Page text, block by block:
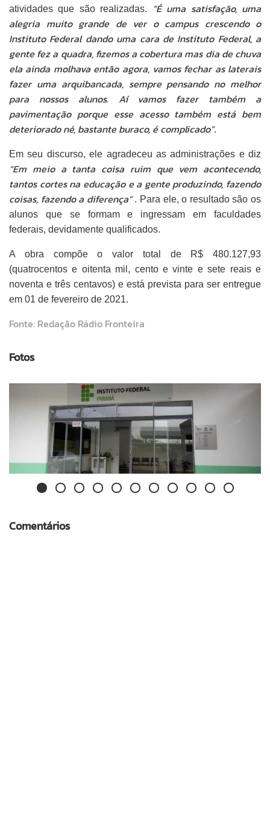
atividades que são realizadas.
“É uma satisfação, uma
alegria muito grande de ver o campus crescendo o
Instituto Federal dando uma cara de Instituto Federal, a
gente fez a quadra, fizemos a cobertura mas dia de chuva
ela ainda molhava então agora, vamos fechar as laterais
fazer uma arquibancada, sempre pensando no melhor
para nossos alunos. Aí vamos fazer também a
pavimentação porque esse acesso também está bem
deteriorado né, bastante buraco, é complicado”.
Em seu discurso, ele agradeceu as administrações e diz
“Em meio a tanta coisa ruim que vem acontecendo,
tantos cortes na educação e a gente produzindo, fazendo
coisas, fazendo a diferença”. Para ele, o resultado são os
alunos que se formam e ingressam em faculdades
federais, devidamente qualificados.
A obra compõe o valor total de R$ 480.127,93
(quatrocentos e oitenta mil, cento e vinte e sete reais e
noventa e três centavos) e está prevista para ser entregue
em 01 de fevereiro de 2021.
Fonte: Redação Rádio Fronteira
Fotos
Comentários